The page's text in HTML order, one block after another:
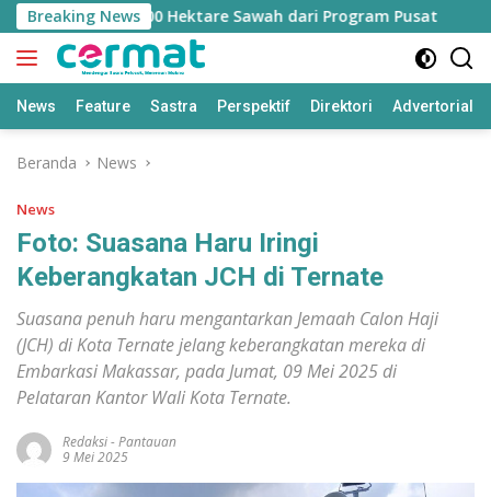
Langsung
ke
konten
Breaking News
Jatah 7.500 Hektare Sawah dari Program Pusat
News Feature Sastra Perspektif Direktori Advertorial
Beranda News
News
Foto: Suasana Haru Iringi
Keberangkatan JCH di Ternate
Suasana penuh haru mengantarkan Jemaah Calon Haji
(JCH) di Kota Ternate jelang keberangkatan mereka di
Embarkasi Makassar, pada Jumat, 09 Mei 2025 di
Pelataran Kantor Wali Kota Ternate.
Redaksi-Pantauan
9 Mei 2025